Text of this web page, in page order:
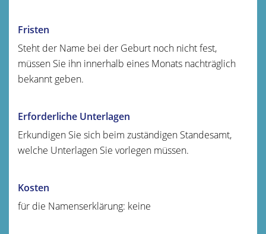
Fristen
Steht der Name bei der Geburt noch nicht fest,
müssen Sie ihn innerhalb eines Monats nachträglich
bekannt geben.
Erforderliche Unterlagen
Erkundigen Sie sich beim zuständigen Standesamt,
welche Unterlagen Sie vorlegen müssen.
Kosten
für die Namenserklärung: keine